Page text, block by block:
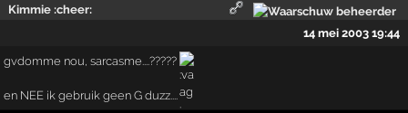
Kimmie :cheer:
14 mei 2003 19:44
gvdomme nou, sarcasme....?????
en NEE ik gebruik geen G duzz....